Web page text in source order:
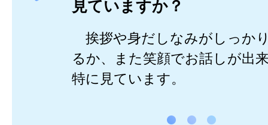
見ていますか？
挨拶や身だしなみがしっか
るか、また笑顔でお話しが出
特に見ています。